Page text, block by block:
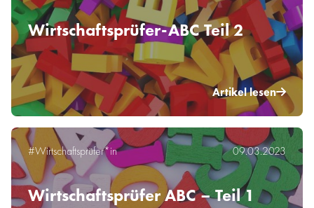
Wirtschaftsprüfer-ABC Teil 2
Artikel lesen
#Wirtschaftsprüfer*in 09.03.2023
Wirtschaftsprüfer ABC – Teil 1